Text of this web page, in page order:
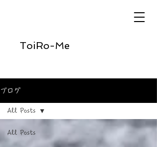
ToiRo-Me
ブログ
All Posts
All Posts